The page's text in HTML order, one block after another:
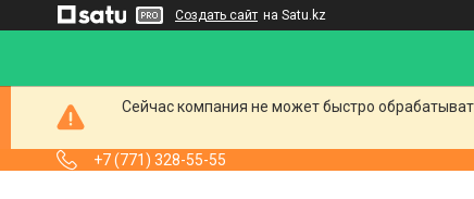
Создать сайт на Satu.kz
Сейчас компания не может быстро
+7 (771) 328-55-55